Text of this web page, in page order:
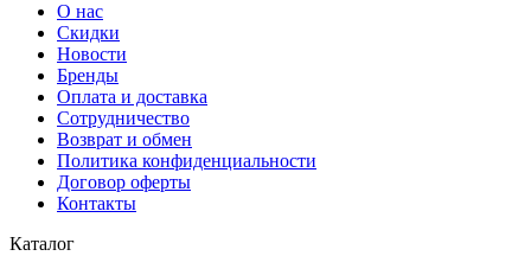
О нас
Скидки
Новости
Бренды
Оплата и доставка
Сотрудничество
Возврат и обмен
Политика конфиденциальности
Договор оферты
Контакты
Каталог